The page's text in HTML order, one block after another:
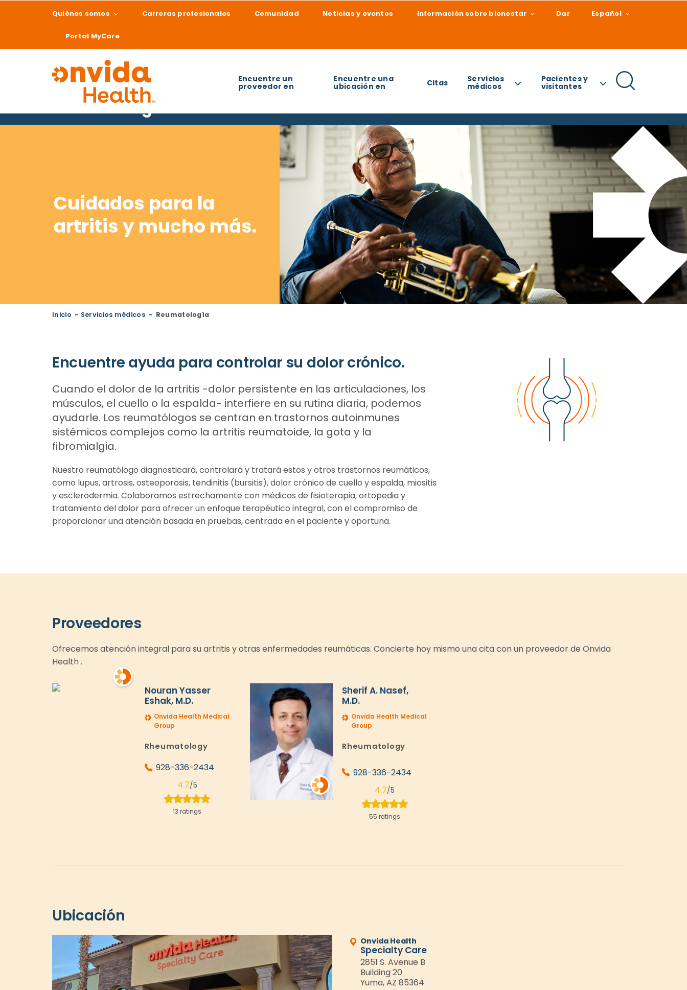
Quiénes somos Carreras profesionales Comunidad Noticias y eventos Información sobre bienestar Dar Español
Portal MyCare
Encuentre un
proveedor en
Encuentre una
ubicación en Citas Servicios
médicos
Pacientes y
visitantes
¿Qué podemos ayudarle a encontrar?
Reumatología
Cuidados para la
artritis y mucho más.
Inicio - Servicios médicos - Reumatología
Encuentre ayuda para controlar su dolor crónico.
Cuando el dolor de la artritis -dolor persistente en las articulaciones, los
músculos, el cuello o la espalda- interfiere en su rutina diaria, podemos
ayudarle. Los reumatólogos se centran en trastornos autoinmunes
sistémicos complejos como la artritis reumatoide, la gota y la
fibromialgia.
Nuestro reumatólogo diagnosticará, controlará y tratará estos y otros trastornos reumáticos,
como lupus, artrosis, osteoporosis, tendinitis (bursitis), dolor crónico de cuello y espalda, miositis
y esclerodermia. Colaboramos estrechamente con médicos de fisioterapia, ortopedia y
tratamiento del dolor para ofrecer un enfoque terapéutico integral, con el compromiso de
proporcionar una atención basada en pruebas, centrada en el paciente y oportuna.
Proveedores
Ofrecemos atención integral para su artritis y otras enfermedades reumáticas. Concierte hoy mismo una cita con un proveedor de Onvida
Health .
Nouran Yasser
Eshak, M.D.
Onvida Health Medical
Group
Rheumatology
928-336-2434
4.7/5
13 ratings
Sherif A. Nasef,
M.D.
Onvida Health Medical
Group
Rheumatology
928-336-2434
4.7/5
55 ratings
Ubicación
Onvida Health
Specialty Care
2851 S. Avenue B
Building 20
Yuma, AZ 85364